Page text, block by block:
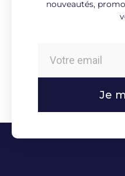
nouveautés,
Je